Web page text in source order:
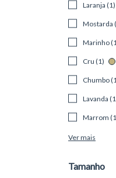
Laranja (1)
Mostarda
Marinho
Cru (1)
Chumbo
Lavanda
Marrom
Ver mais
Tamanho